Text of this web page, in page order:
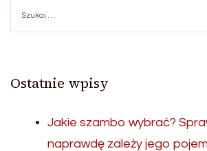
Ostatnie wpisy
Jakie szambo wybrać?
naprawdę zależy jego